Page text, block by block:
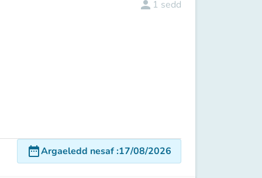
person 1 sedd
date_rangeArgaeledd nesaf:17/08/2026